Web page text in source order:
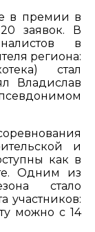
в премии в
заявок. В
в
региона:
стал
Владислав
и
как в
Одним из
стало
участников:
можно с 14